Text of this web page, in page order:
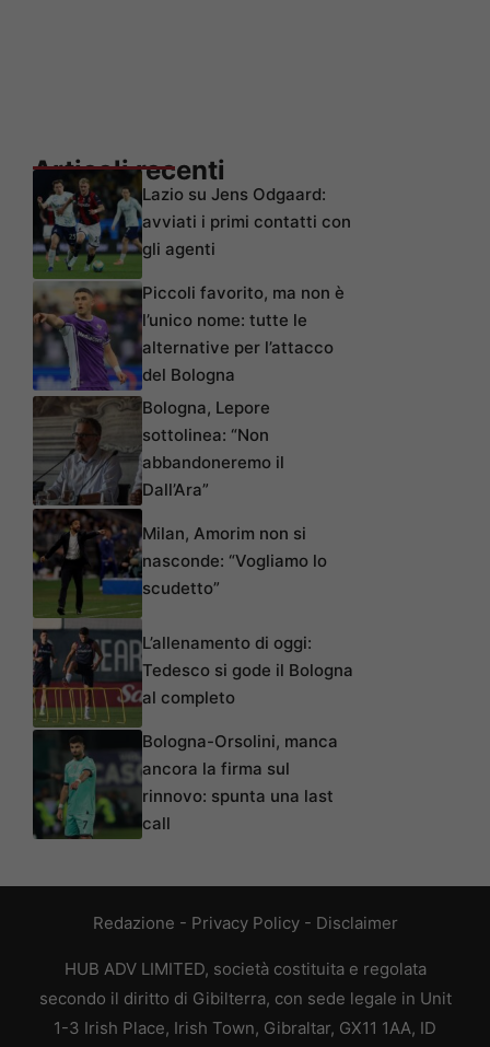
Articoli recenti
Lazio su Jens Odgaard:
avviati i primi contatti con
gli agenti
Piccoli favorito, ma non è
l’unico nome: tutte le
alternative per l’attacco
del Bologna
Bologna, Lepore
sottolinea: “Non
abbandoneremo il
Dall’Ara”
Milan, Amorim non si
nasconde: “Vogliamo lo
scudetto”
L’allenamento di oggi:
Tedesco si gode il Bologna
al completo
Bologna-Orsolini, manca
ancora la firma sul
rinnovo: spunta una last
call
Redazione - Privacy Policy- Disclaimer
HUB ADV LIMITED, società costituita e regolata
secondo il diritto di Gibilterra, con sede legale in Unit
1-3 Irish Place, Irish Town, Gibraltar, GX11 1AA, ID